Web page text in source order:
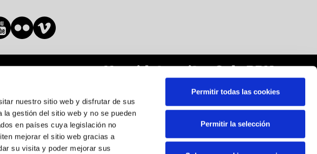
nuestro sitio web y disfrutar de sus
gestión del sitio web y no se pueden
en países cuya legislación no
mejorar el sitio web gracias a
su visita y poder mejorar sus
Permitir todas las cookies
Permitir la selección
19-21
Harpidetu zaitez Sala BBKren
Posta elektronikoa*
Harpidetza egitean, zure datu pertsonalak tratatzeko
baimena ematen duzu. Zure datuak BBK-k tratatuko ditu,